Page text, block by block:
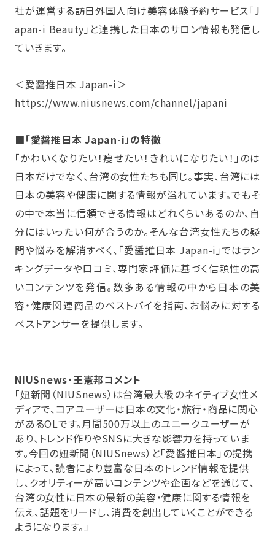
社が運営する訪日外国人向け美容体験予約サービス「J
apan-i Beauty」と連携した日本のサロン情報も発信し
ていきます。
＜愛醤推日本 Japan-i＞
https://www.niusnews.com/channel/japani
■「愛醤推日本 Japan-i」の特徴
「かわいくなりたい！痩せたい！きれいになりたい！」のは
日本だけでなく、台湾の女性たちも同じ。事実、台湾には
日本の美容や健康に関する情報が溢れています。でもそ
の中で本当に信頼できる情報はどれくらいあるのか、自
分にはいったい何が合うのか。そんな台湾女性たちの疑
問や悩みを解消すべく、「愛醤推日本 Japan-i」ではラン
キングデータや口コミ、専門家評価に基づく信頼性の高
いコンテンツを発信。数多ある情報の中から日本の美
容・健康関連商品のベストバイを指南、お悩みに対する
ベストアンサーを提供します。
NIUSnews・王憲邦コメント
「妞新聞（NIUSnews）は台湾最大級のネイティブ女性メ
ディアで、コアユーザーは日本の文化・旅行・商品に関心
があるOLです。月間500万以上のユニークユーザーが
あり、トレンド作りやSNSに大きな影響力を持っていま
す。今回の妞新聞（NIUSnews）と「愛醬推日本」の提携
によって、読者により豊富な日本のトレンド情報を提供
し、クオリティーが高いコンテンツや企画などを通じて、
台湾の女性に日本の最新の美容・健康に関する情報を
伝え、話題をリードし、消費を創出していくことができる
ようになります。」